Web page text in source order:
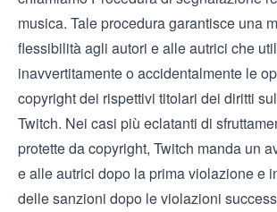
musica. Tale procedura garantisce una
flessibilità agli autori e alle autrici che
inavvertitamente o accidentalmente le
copyright dei rispettivi titolari dei diritti
Twitch. Nei casi più eclatanti di
protette da copyright, Twitch manda un
e alle autrici dopo la prima violazione e
delle sanzioni dopo le violazioni